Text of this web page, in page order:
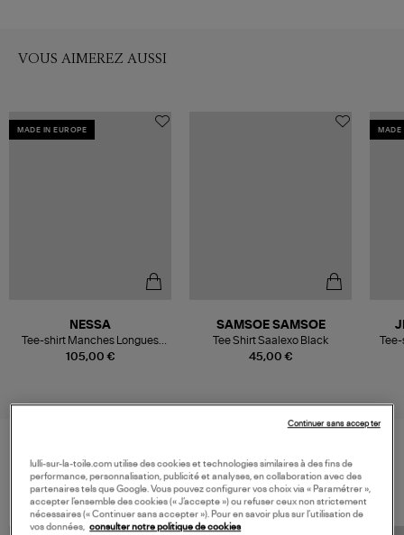
VOUS AIMEREZ AUSSI
MADE IN EUROPE
105,00 €
NESSA
Tee-shirt Manches Longues
Coton Noir
45,00 €
SAMSOE SAMSOE
Tee Shirt Saalexo Black
MADE
Tee-
VOS DERNIERS PRODUITS VUS
lulli-sur-la-toile.com utilise des cookies et technologies similaires à des fins de
performance, personnalisation, publicité et analyses, en collaboration avec des
partenaires tels que Google. Vous pouvez configurer vos choix via « Paramétrer »,
accepter l’ensemble des cookies (« J’accepte ») ou refuser ceux non strictement
nécessaires (« Continuer sans accepter »). Pour en savoir plus sur l’utilisation de
vos données, consulter notre politique de cookies
Continuer sans accepter